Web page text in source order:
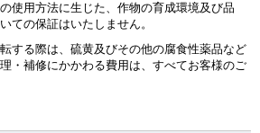
使用方法に生じた、作物の育成環境及び品
ての保証はいたしません。
する際は、硫黄及びその他の腐食性薬品など
・補修にかかわる費用は、すべてお客様のご